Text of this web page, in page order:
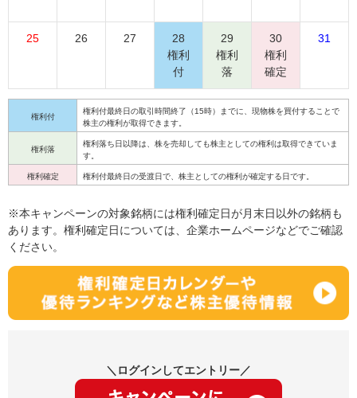
25 26 27
28
権利
付
29
権利
落
30
権利
確定
31
権利付
権利付最終日の取引時間終了（15時）までに、現物株を買付することで
株主の権利が取得できます。
権利落
権利落ち日以降は、株を売却しても株主としての権利は取得できていま
す。
権利確定 権利付最終日の受渡日で、株主としての権利が確定する日です。
※本キャンペーンの対象銘柄には権利確定日が月末日以外の銘柄も
あります。権利確定日については、企業ホームページなどでご確認
ください。
＼ログインしてエントリー／